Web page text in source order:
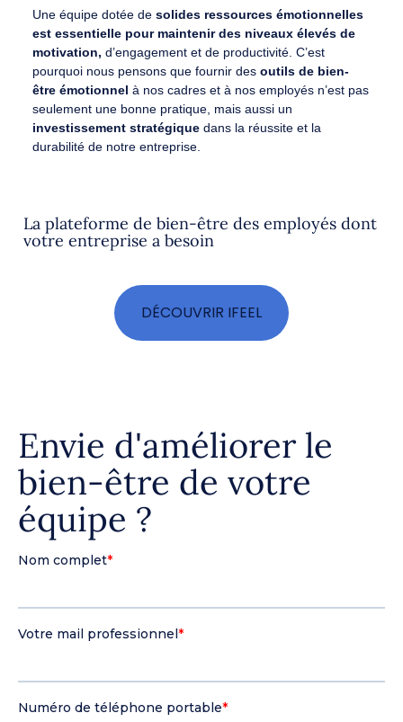
Une équipe dotée de solides ressources émotionnelles
est essentielle pour maintenir des niveaux élevés de
motivation, d’engagement et de productivité. C’est
pourquoi nous pensons que fournir des outils de bien-
être émotionnel à nos cadres et à nos employés n’est pas
seulement une bonne pratique, mais aussi un
investissement stratégique dans la réussite et la
durabilité de notre entreprise.
La plateforme de bien-être des employés dont
votre entreprise a besoin
DÉCOUVRIR IFEEL
Envie d'améliorer le
bien-être de votre
équipe ?